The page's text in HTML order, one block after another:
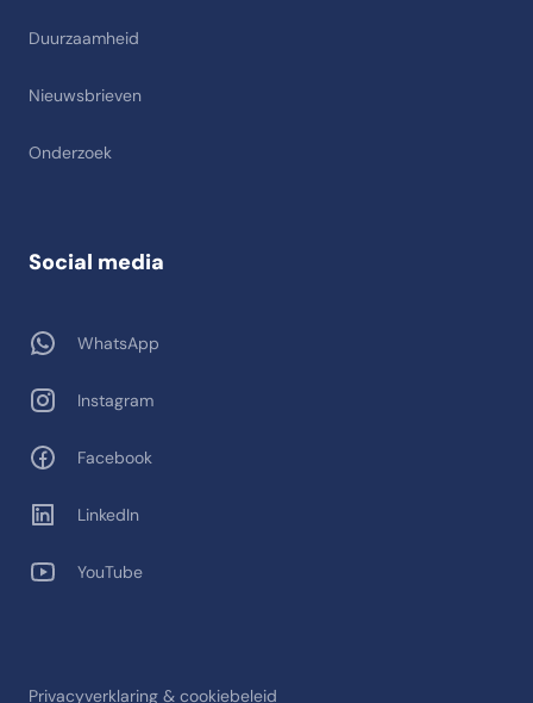
Duurzaamheid
Nieuwsbrieven
Onderzoek
Privacyverklaring & cookiebeleid
Social media
WhatsApp
Instagram
Facebook
LinkedIn
YouTube